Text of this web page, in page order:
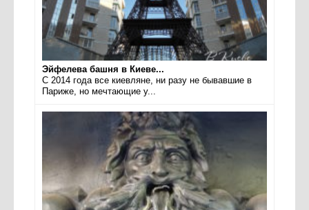
Эйфелева башня в Киеве...
С 2014 года все киевляне, ни разу не бывавшие в
Париже, но мечтающие у...